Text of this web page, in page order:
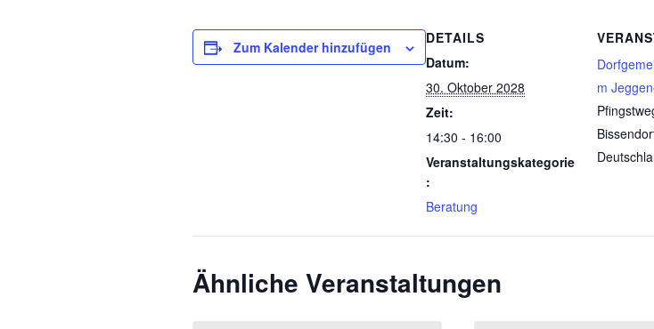
Zum Kalender hinzufügen
DETAILS
Datum:
30. Oktober 2028
Zeit:
14:30 - 16:00
Veranstaltungskategorie
:
Beratung
m
Ähnliche Veranstaltungen